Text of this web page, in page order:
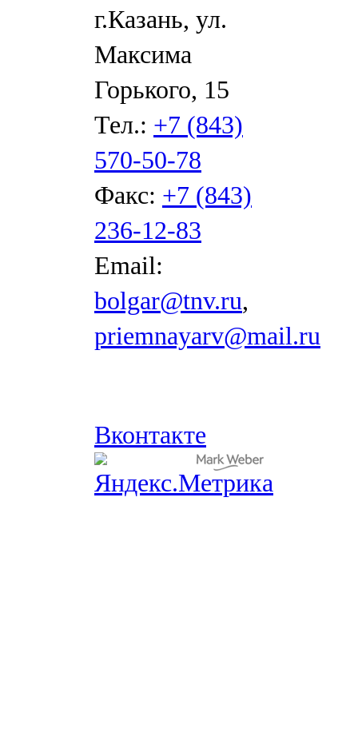
г.Казань, ул.
Максима
Горького, 15
Тел.: +7 (843)
570-50-78
Факс: +7 (843)
236-12-83
Email:
bolgar@tnv.ru,
priemnayarv@mail.ru
Вконтакте